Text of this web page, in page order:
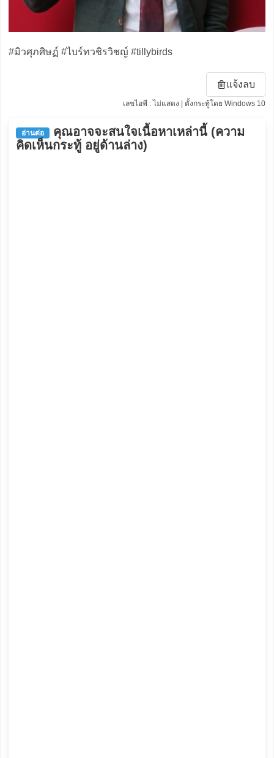
#มิวศุภศิษฏ์ #ไบร์ทวชิรวิชญ์ #tillybirds
แจ้งลบ
เลขไอพี : ไม่แสดง | ตั้งกระทู้โดย Windows 10
อ่านต่อ
คุณอาจจะสนใจเนื้อหาเหล่านี้ (ความ
คิดเห็นกระทู้ อยู่ด้านล่าง)